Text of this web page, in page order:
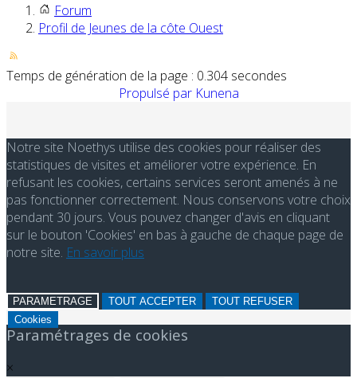
Forum
Profil de Jeunes de la côte Ouest
Temps de génération de la page : 0.304 secondes
Propulsé par Kunena
Notre site Noethys utilise des cookies pour réaliser des
statistiques de visites et améliorer votre expérience. En
refusant les cookies, certains services seront amenés à ne
pas fonctionner correctement. Nous conservons votre choix
pendant 30 jours. Vous pouvez changer d'avis en cliquant
sur le bouton 'Cookies' en bas à gauche de chaque page de
notre site. En savoir plus
PARAMETRAGE TOUT ACCEPTER
TOUT REFUSER
Cookies
Paramétrages de cookies
×